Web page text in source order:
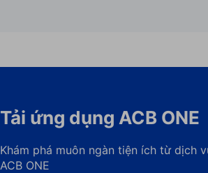
Tải ứng dụng ACB ONE
Khám phá muôn ngàn tiện ích từ dịch
ACB ONE